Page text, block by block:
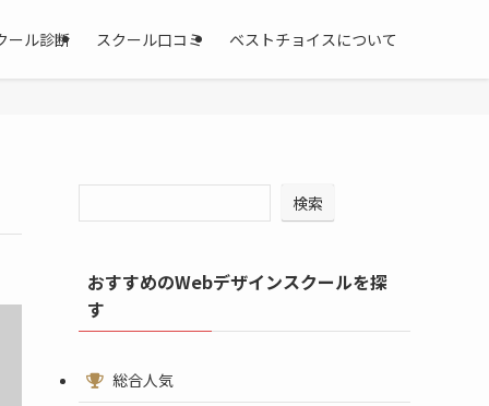
ール診断 スクール口コミ ベストチョイスについて
検索
おすすめのWebデザインスクールを探
す
総合人気